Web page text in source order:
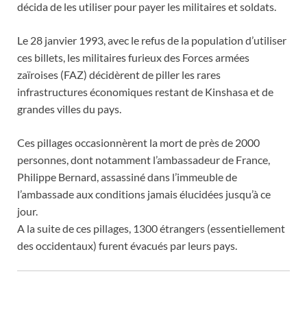
décida de les utiliser pour payer les militaires et soldats.
Le 28 janvier 1993, avec le refus de la population d’utiliser
ces billets, les militaires furieux des Forces armées
zaïroises (FAZ) décidèrent de piller les rares
infrastructures économiques restant de Kinshasa et de
grandes villes du pays.
Ces pillages occasionnèrent la mort de près de 2000
personnes, dont notamment l’ambassadeur de France,
Philippe Bernard, assassiné dans l’immeuble de
l’ambassade aux conditions jamais élucidées jusqu’à ce
jour.
A la suite de ces pillages, 1300 étrangers (essentiellement
des occidentaux) furent évacués par leurs pays.